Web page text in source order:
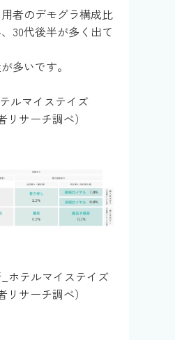
者のデモグラ構成比
30代後半が多く出て
多いです。
ルマイステイズ
リサーチ調べ）
ホテルマイステイズ
リサーチ調べ）